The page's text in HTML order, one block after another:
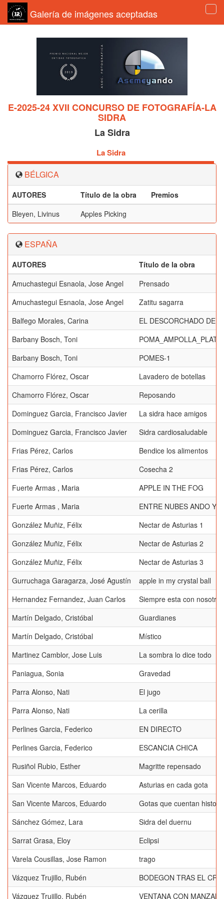
Galería de imágenes aceptadas
E-2025-24 XVII CONCURSO DE FOTOGRAFÍA-LA
SIDRA
La Sidra
La Sidra
BÉLGICA
AUTORES Título de la obra
Premios
Bleyen, Livinus
Apples Picking
ESPAÑA
AUTORES
Título de la obra
Amuchastegui Esnaola, Jose Angel
Prensado
Amuchastegui Esnaola, Jose Angel
Zatitu sagarra
Balfego Morales, Carina
EL DESCORCHADO DE
Barbany Bosch, Toni
POMA_AMPOLLA_PLAT
Barbany Bosch, Toni
POMES-1
Chamorro Flórez, Oscar
Lavadero de botellas
Chamorro Flórez, Oscar
Reposando
Dominguez Garcia, Francisco Javier
La sidra hace amigos
Dominguez Garcia, Francisco Javier
Sidra cardiosaludable
Frias Pérez, Carlos
Bendice los alimentos
Frias Pérez, Carlos
Cosecha 2
Fuerte Armas , Maria
APPLE IN THE FOG
Fuerte Armas , Maria
ENTRE NUBES ANDO YO
González Muñiz, Félix
Nectar de Asturias 1
González Muñiz, Félix
Nectar de Asturias 2
González Muñiz, Félix
Nectar de Asturias 3
Gurruchaga Garagarza, José Agustín
apple in my crystal ball
Hernandez Fernandez, Juan Carlos
Siempre esta con nosotros
Martín Delgado, Cristóbal
Guardianes
Martín Delgado, Cristóbal
Místico
Martinez Camblor, Jose Luis
La sombra lo dice todo
Paniagua, Sonia
Gravedad
Parra Alonso, Nati
El jugo
Parra Alonso, Nati
La cerilla
Perlines Garcia, Federico
EN DIRECTO
Perlines Garcia, Federico
ESCANCIA CHICA
Rusiñol Rubio, Esther
Magritte repensado
San Vicente Marcos, Eduardo
Asturias en cada gota
San Vicente Marcos, Eduardo
Gotas que cuentan
Sánchez Gómez, Lara
Sidra del duernu
Sarrat Grasa, Eloy
Eclipsi
Varela Cousillas, Jose Ramon
trago
Vázquez Trujillo, Rubén
BODEGON TRAS EL
Vázquez Trujillo, Rubén
VENTANA CON